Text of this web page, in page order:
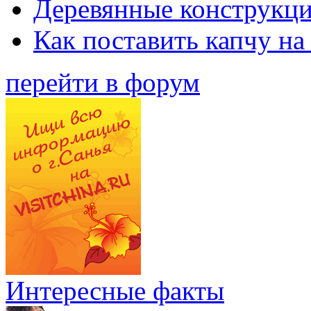
Деревянные
Как поставить капчу
перейти в форум
Интересные факты